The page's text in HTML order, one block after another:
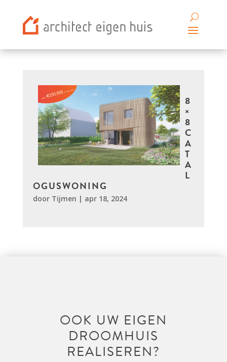
8
×
8
C
A
T
A
L
OGUSWONING
door Tijmen | apr 18, 2024
OOK UW EIGEN
DROOMHUIS
REALISEREN?